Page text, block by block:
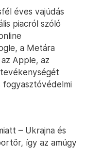
éves vajúdás
piacról szóló
a Metára
Apple, az
fogyasztóvédelmi
– Ukrajna és
így az amúgy